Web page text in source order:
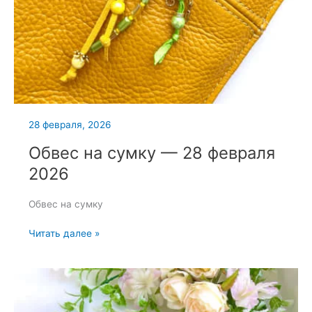
28 февраля, 2026
Обвес на сумку — 28 февраля
2026
Обвес на сумку
Обвес
февраля
Читать далее »